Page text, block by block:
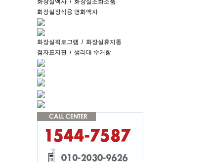
화장실액자 / 화장실조화소품
화장실장식용 명화액자
화장실픽토그램 / 화장실휴지통
점자표지판 / 생리대 수거함